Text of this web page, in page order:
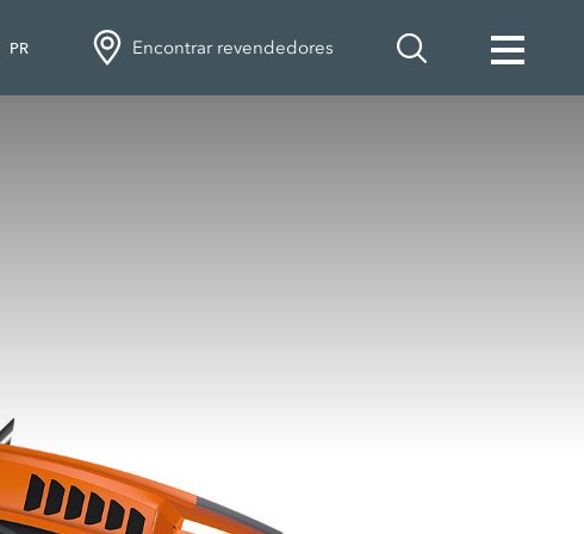
PR Encontrar revendedores